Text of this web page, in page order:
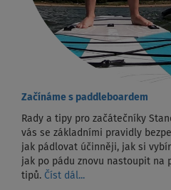
Začínáme s paddleboardem
Rady a tipy pro začátečníky
vás se základními pravidly
jak pádlovat účinněji, jak si
jak po pádu znovu nastoupit na
tipů. Číst dál...